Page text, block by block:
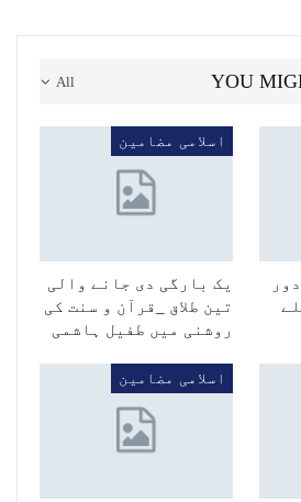
All YOU
اسلامی مضامین
یک بارگی دی جانے والی
تین طلاق _قرآن و سنت کی
روشنی میں طفیل ہاشمی
اسلامی مضامین